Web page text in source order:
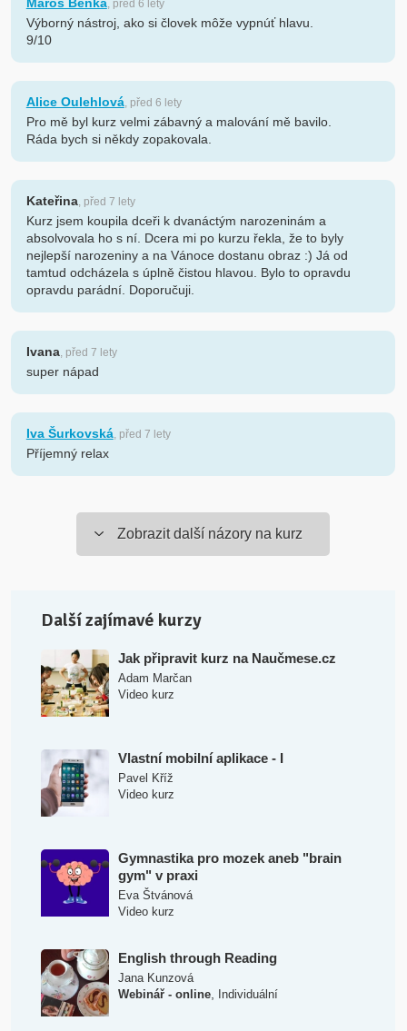
, před 6 lety
Výborný nástroj, ako si človek môže vypnúť hlavu.
9/10
Alice Oulehlová, před 6 lety
Pro mě byl kurz velmi zábavný a malování mě bavilo.
Ráda bych si někdy zopakovala.
Kateřina, před 7 lety
Kurz jsem koupila dceři k dvanáctým narozeninám a
absolvovala ho s ní. Dcera mi po kurzu řekla, že to byly
nejlepší narozeniny a na Vánoce dostanu obraz :) Já od
tamtud odcházela s úplně čistou hlavou. Bylo to opravdu
opravdu parádní. Doporučuji.
Ivana, před 7 lety
super nápad
Iva Šurkovská, před 7 lety
Příjemný relax
Zobrazit další názory na kurz
Další zajímavé kurzy
Jak připravit kurz na Naučmese.cz
Adam Marčan
Video kurz
Vlastní mobilní aplikace - I
Pavel Kříž
Video kurz
Gymnastika pro mozek aneb "brain
gym" v praxi
Eva Štvánová
Video kurz
English through Reading
Jana Kunzová
Webinář - online, Individuální